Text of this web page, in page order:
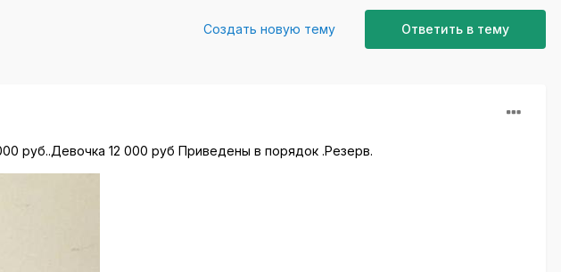
Ответить в тему
Создать новую тему
руб..Девочка 12 000 руб Приведены в порядок .Резерв.